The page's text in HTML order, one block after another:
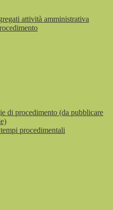
attività amministrativa
di procedimento (da pubblicare
procedimentali